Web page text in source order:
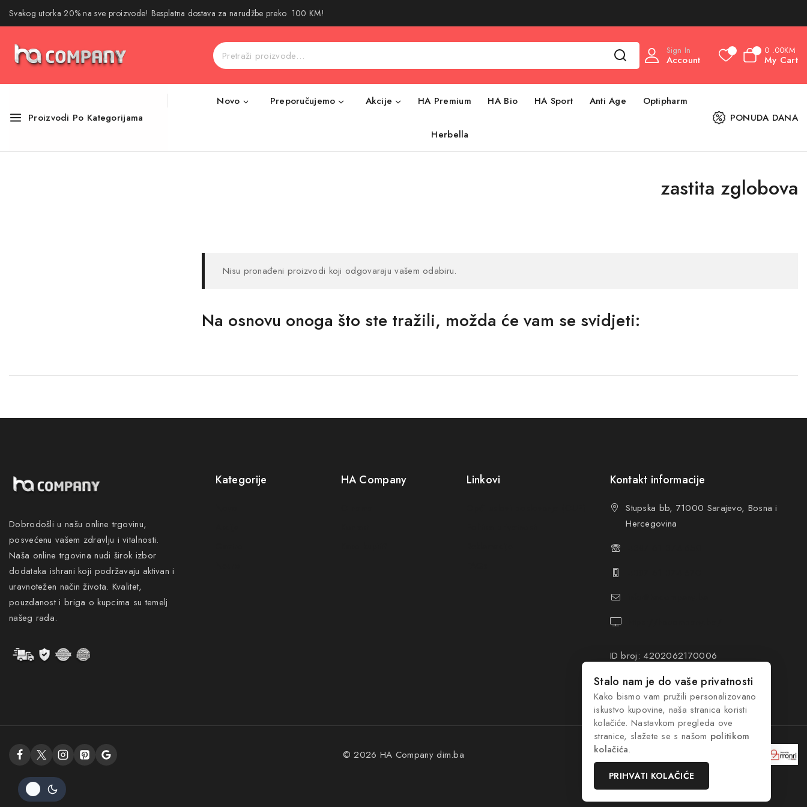
Svakog utorka 20% na sve proizvode! Besplatna dostava za narudžbe preko 100 KM!
Sign In
Account
0 0 0 .00KM
My Cart
Proizvodi Po Kategorijama
Novo Preporučujemo Akcije HA Premium HA Bio HA Sport Anti Age Optipharm
Herbella
PONUDA DANA
zastita zglobova
Nisu pronađeni proizvodi koji odgovaraju vašem odabiru.
Na osnovu onoga što ste tražili, možda će vam se svidjeti:
Dobrodošli u našu online trgovinu,
posvećenu vašem zdravlju i vitalnosti.
Naša online trgovina nudi širok izbor
dodataka ishrani koji podržavaju aktivan i
uravnotežen način života. Kvalitet,
pouzdanost i briga o kupcima su temelj
našeg rada.
Kategorije HA Company Linkovi Kontakt informacije
Stupska bb, 71000 Sarajevo, Bosna i
Hercegovina
ID broj: 4202062170006
PDV broj: 202062170006
© 2026 HA Companydim.ba
Stalo nam je do vaše privatnosti
Kako bismo vam pružili personalizovano
iskustvo kupovine, naša stranica koristi
kolačiće. Nastavkom pregleda ove
stranice, slažete se s našom politikom
kolačića.
PRIHVATI KOLAČIĆE